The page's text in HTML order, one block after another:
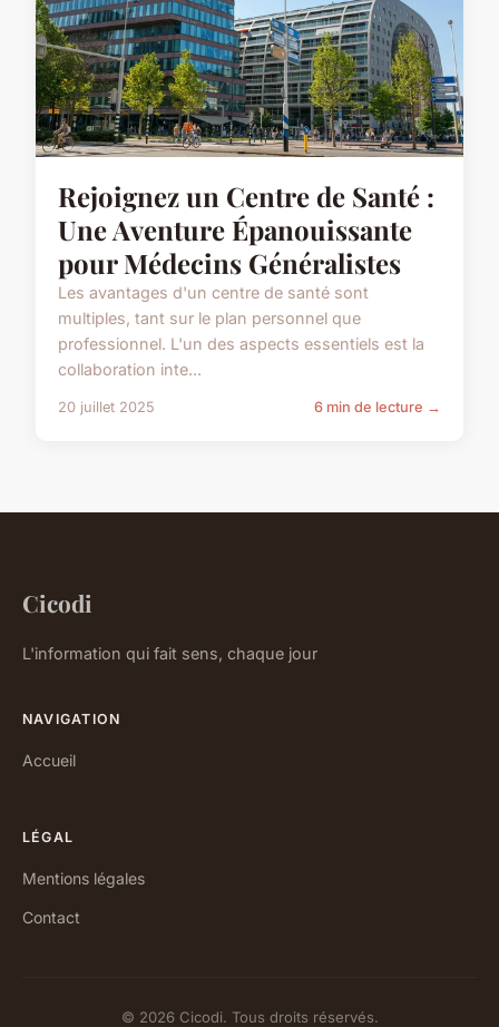
Rejoignez un Centre de Santé :
Une Aventure Épanouissante
pour Médecins Généralistes
Les avantages d'un centre de santé sont
multiples, tant sur le plan personnel que
professionnel. L'un des aspects essentiels est la
collaboration inte...
20 juillet 2025 6 min de lecture →
Cicodi
L'information qui fait sens, chaque jour
NAVIGATION
Accueil
LÉGAL
Mentions légales
Contact
© 2026 Cicodi. Tous droits réservés.